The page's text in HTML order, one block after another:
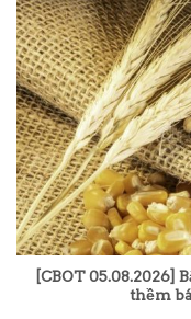
[CBOT 05.08.2026]
thềm